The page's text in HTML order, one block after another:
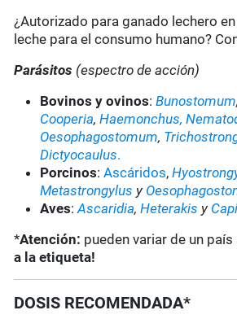
¿Autorizado para ganado lechero
leche para el consumo humano?
Parásitos (espectro de acción)
Bovinos y ovinos:Bunostomum,
Cooperia,Haemonchus,
Oesophagostomum,
Dictyocaulus.
Porcinos:Ascáridos,
Metastrongylus y
Aves:Ascaridia,Heterakis y
*Atención: pueden variar de un país
a la etiqueta!
DOSIS RECOMENDADA*